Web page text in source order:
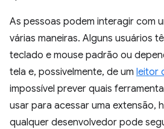
As pessoas podem interagir com
várias maneiras. Alguns usuários
teclado e mouse padrão ou
tela e, possivelmente, de um leitor
impossível prever quais
usar para acessar uma extensão,
qualquer desenvolvedor pode